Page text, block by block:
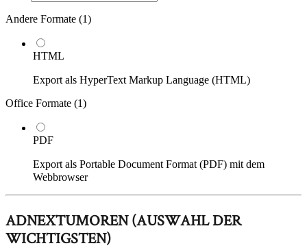
Andere Formate (1)
HTML
Export als HyperText Markup Language (HTML)
Office Formate (1)
PDF
Export als Portable Document Format (PDF) mit dem
Webbrowser
ADNEXTUMOREN (AUSWAHL DER
WICHTIGSTEN)